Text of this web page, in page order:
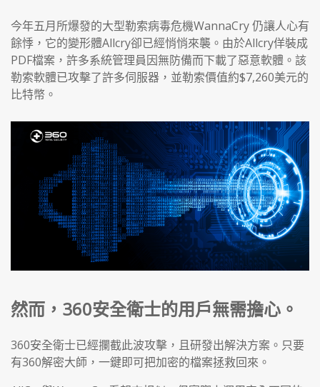
今年五月所爆發的大型勒索病毒危機WannaCry 仍讓人心有
餘悸，它的變形體Allcry卻已經悄悄來襲。由於Allcry佯裝成
PDF檔案，許多系統管理員因無防備而下載了惡意軟體。該
勒索軟體已攻擊了許多伺服器，並勒索價值約$7,260美元的
比特幣。
然而，360安全衛士的用戶無需擔心。
360安全衛士已經攔截此波攻擊，且研發出解決方案。只要
有360解密大師，一鍵即可把加密的檔案拯救回來。